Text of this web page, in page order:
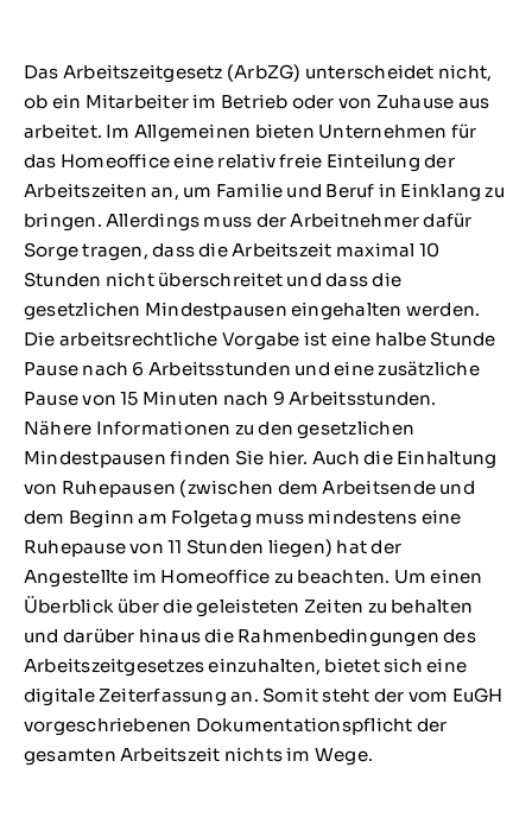
Das Arbeitszeitgesetz (ArbZG) unterscheidet nicht,
ob ein Mitarbeiter im Betrieb oder von Zuhause aus
arbeitet. Im Allgemeinen bieten Unternehmen für
das Homeoffice eine relativ freie Einteilung der
Arbeitszeiten an, um Familie und Beruf in Einklang zu
bringen. Allerdings muss der Arbeitnehmer dafür
Sorge tragen, dass die Arbeitszeit maximal 10
Stunden nicht überschreitet und dass die
gesetzlichen Mindestpausen eingehalten werden.
Die arbeitsrechtliche Vorgabe ist eine halbe Stunde
Pause nach 6 Arbeitsstunden und eine zusätzliche
Pause von 15 Minuten nach 9 Arbeitsstunden.
Nähere Informationen zu den gesetzlichen
Mindestpausen finden Sie hier. Auch die Einhaltung
von Ruhepausen (zwischen dem Arbeitsende und
dem Beginn am Folgetag muss mindestens eine
Ruhepause von 11 Stunden liegen) hat der
Angestellte im Homeoffice zu beachten. Um einen
Überblick über die geleisteten Zeiten zu behalten
und darüber hinaus die Rahmenbedingungen des
Arbeitszeitgesetzes einzuhalten, bietet sich eine
digitale Zeiterfassung an. Somit steht der vom EuGH
vorgeschriebenen Dokumentationspflicht der
gesamten Arbeitszeit nichts im Wege.